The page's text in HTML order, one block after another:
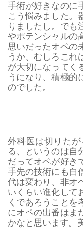
手術が好きなのに
こう悩みました。
りましたし。でも
やポテンシャルの
思いだったオペの
うか、むしろこれ
が大切になってく
うになり、積極的
のでした。
外科医は切りた
る、というのは自
だってオペが好き
手先の技術にも自
代は変わり、非オ
いくらい進化して
くであろうことを
にオペの出番はま
かなと思います。